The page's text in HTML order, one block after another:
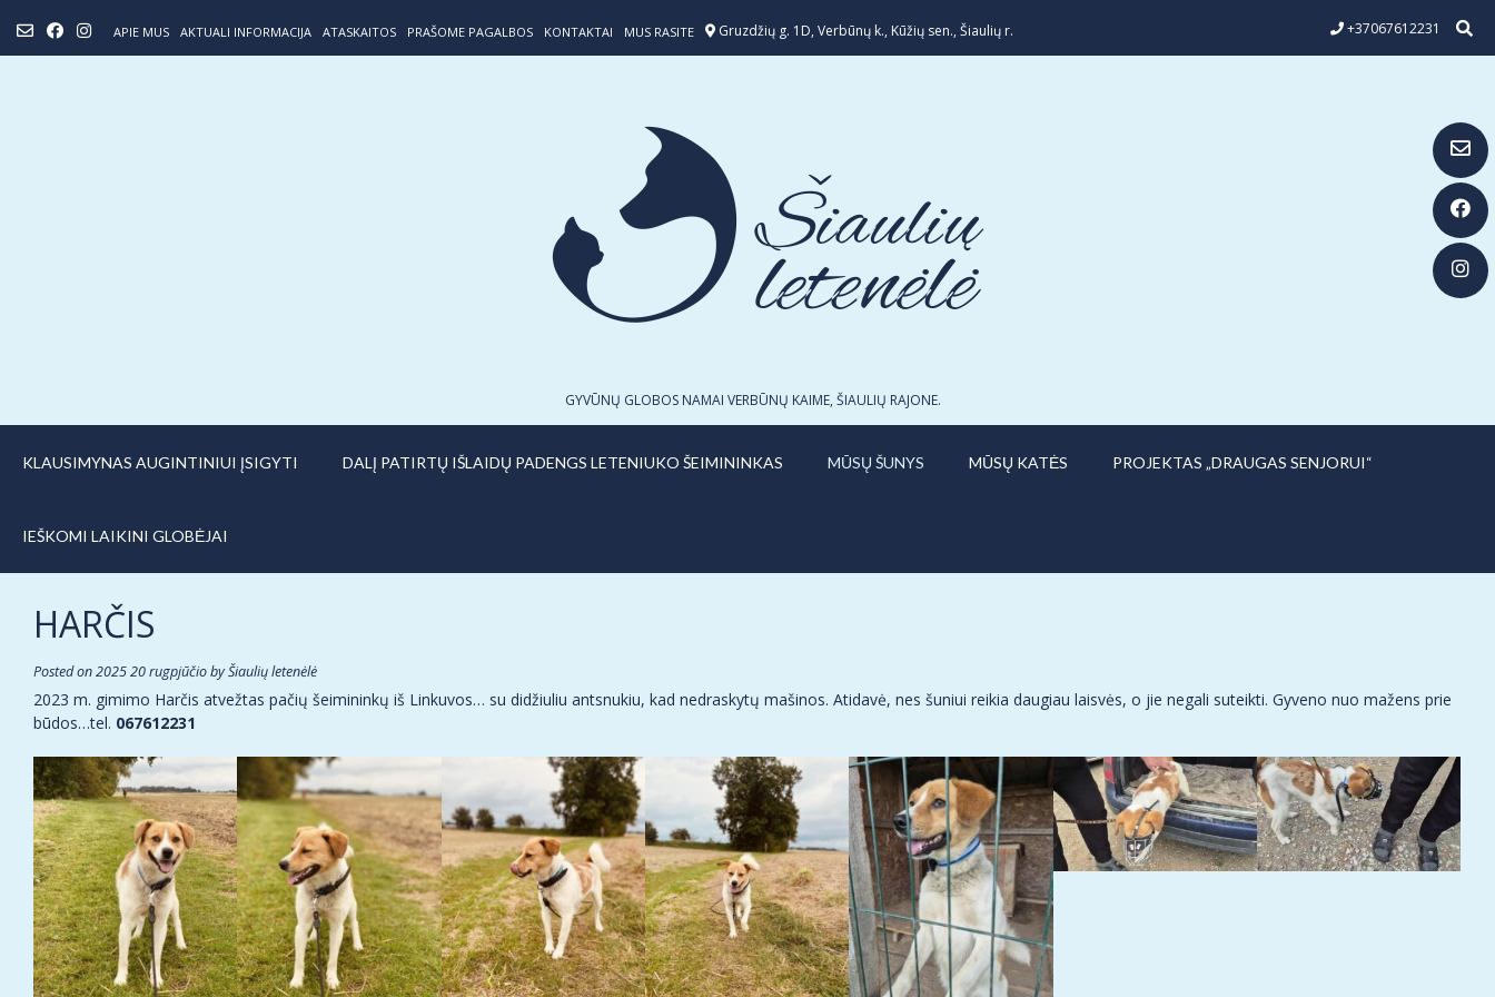
content
APIE MUS AKTUALI INFORMACIJA ATASKAITOS PRAŠOME PAGALBOS KONTAKTAI MUS RASITE Gruzdžių g. 1D, Verbūnų k., Kūžių sen., Šiaulių r. +37067612231
GYVŪNŲ GLOBOS NAMAI VERBŪNŲ KAIME, ŠIAULIŲ RAJONE.
KLAUSIMYNAS AUGINTINIUI ĮSIGYTI DALĮ PATIRTŲ IŠLAIDŲ PADENGS LETENIUKO ŠEIMININKAS MŪSŲ ŠUNYS MŪSŲ KATĖS PROJEKTAS „DRAUGAS SENJORUI“
IEŠKOMI LAIKINI GLOBĖJAI
HARČIS
Posted on2025 20 rugpjūčiobyŠiaulių letenėlė
2023 m. gimimo Harčis atvežtas pačių šeimininkų iš Linkuvos… su didžiuliu antsnukiu, kad nedraskytų mašinos. Atidavė, nes šuniui reikia daugiau laisvės, o jie negali suteikti. Gyveno nuo mažens prie
būdos…tel. 067612231